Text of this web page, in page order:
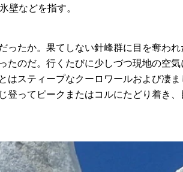
壁などを指す。
ったか。果てしない針峰群に目を奪わ
たのだ。行くたびに少しづつ現地の空
はスティープなクーロワールおよび凄
登ってピークまたはコルにたどり着き